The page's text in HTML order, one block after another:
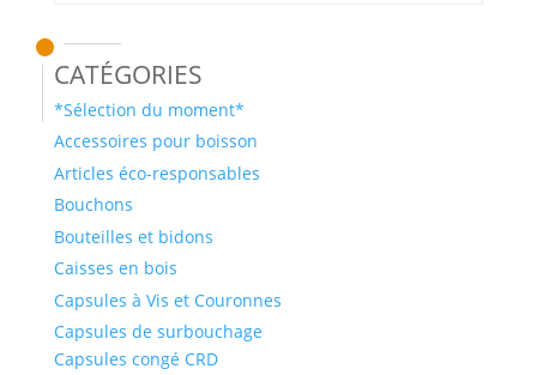
Catégories
*Sélection du moment*
Accessoires pour boisson
Articles éco-responsables
Bouchons
Bouteilles et bidons
Caisses en bois
Capsules à Vis et Couronnes
Capsules de surbouchage
Capsules congé CRD